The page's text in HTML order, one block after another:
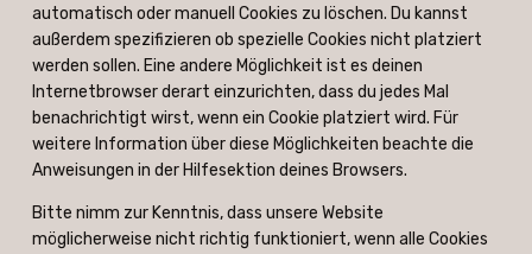
automatisch oder manuell Cookies zu löschen. Du kannst
außerdem spezifizieren ob spezielle Cookies nicht platziert
werden sollen. Eine andere Möglichkeit ist es deinen
Internetbrowser derart einzurichten, dass du jedes Mal
benachrichtigt wirst, wenn ein Cookie platziert wird. Für
weitere Information über diese Möglichkeiten beachte die
Anweisungen in der Hilfesektion deines Browsers.
Bitte nimm zur Kenntnis, dass unsere Website
möglicherweise nicht richtig funktioniert, wenn alle Cookies